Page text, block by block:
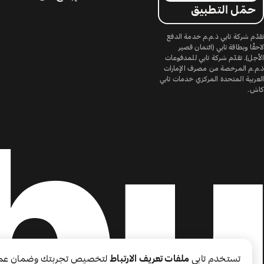
حمّل التطبيق
تقدّم شركة تابي ذ.م.م خدمة الدفع
لاحقًا وبطاقة تابي (ائتمان قصير
الأجل). تقدّم شركة تابي للمدفوعات
ذ.م.م المرخصة من مصرف الإمارات
العربية المتحدة المركزي خدمات تابي
كاش.
تستخدم تابي ملفات تعريف الارتباطلتخصيص تجربتك وضمان